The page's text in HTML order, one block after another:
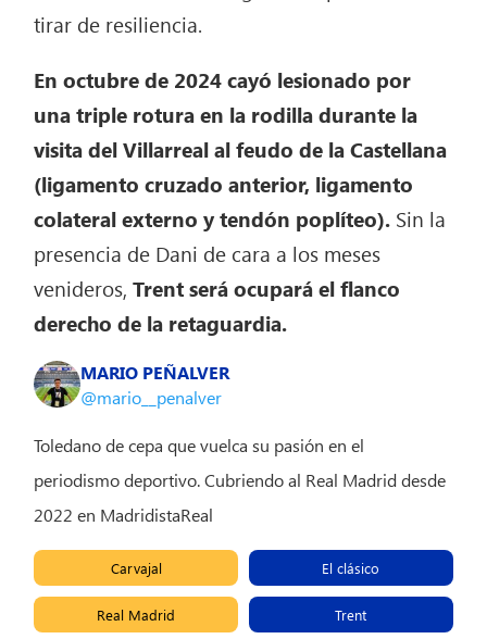
tirar de resiliencia.
En octubre de 2024 cayó lesionado por
una triple rotura en la rodilla durante la
visita del Villarreal al feudo de la Castellana
(ligamento cruzado anterior, ligamento
colateral externo y tendón poplíteo). Sin la
presencia de Dani de cara a los meses
venideros,Trent será ocupará el flanco
derecho de la retaguardia.
MARIO PEÑALVER
@mario__penalver
Toledano de cepa que vuelca su pasión en el
periodismo deportivo. Cubriendo al Real Madrid desde
2022 en MadridistaReal
Carvajal El clásico
Real Madrid Trent